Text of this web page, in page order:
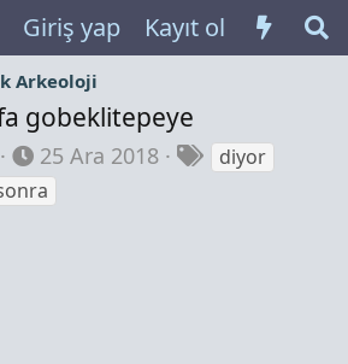
Giriş yap Kayıt ol
Arkeoloji
gobeklitepeye
B
a
ş
25 Ara 2018
Ediyor